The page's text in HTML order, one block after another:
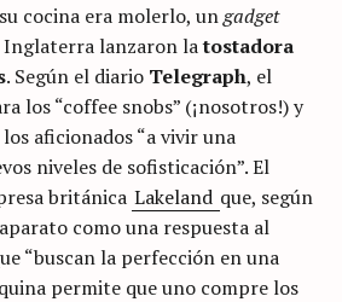
cocina era molerlo, ungadget
Inglaterra lanzaron latostadora
. Según el diario Telegraph, el
los “coffee snobs” (¡nosotros!) y
aficionados “a vivir una
niveles de sofisticación”. El
británica Lakeland que, según
como una respuesta al
“buscan la perfección en una
permite que uno compre los